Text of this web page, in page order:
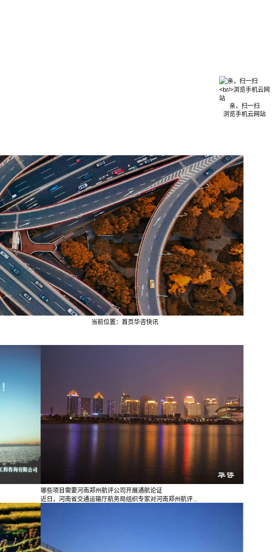
当前位置： 首页华咨快讯
哪些项目需要河南郑州航评公司开展通航论证
近日，河南省交通运输厅航务局组织专家对河南郑州航评...
亲，扫一扫
浏览手机云网站